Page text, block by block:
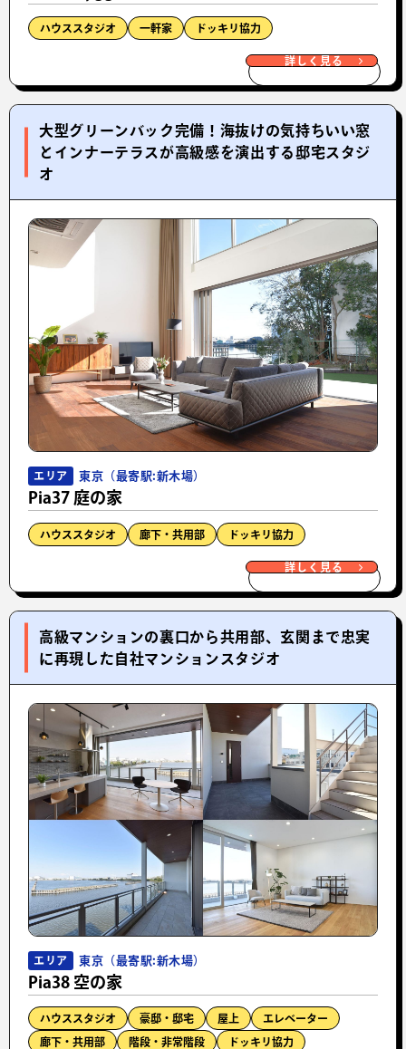
ハウススタジオ 一軒家 ドッキリ協力
詳しく見る
大型グリーンバック完備！海抜けの気持ちいい窓
とインナーテラスが高級感を演出する邸宅スタジ
オ
エリア 東京（最寄駅:新木場）
Pia37 庭の家
ハウススタジオ 廊下・共用部 ドッキリ協力
詳しく見る
高級マンションの裏口から共用部、玄関まで忠実
に再現した自社マンションスタジオ
エリア 東京（最寄駅:新木場）
Pia38 空の家
ハウススタジオ 豪邸・邸宅 屋上 エレベーター
廊下・共用部 階段・非常階段 ドッキリ協力